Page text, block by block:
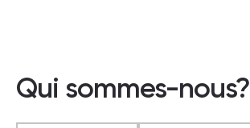
Qui sommes-nous?